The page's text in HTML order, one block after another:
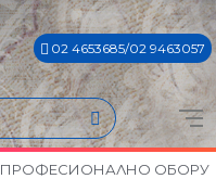
02 4653685/02 9463057
ПРОФЕСИОНАЛНО